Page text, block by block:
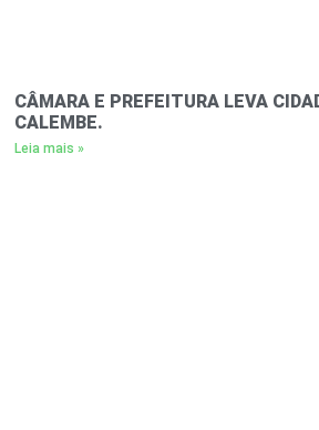
CÂMARA E PREFEITURA LEVA
CALEMBE.
Leia mais »